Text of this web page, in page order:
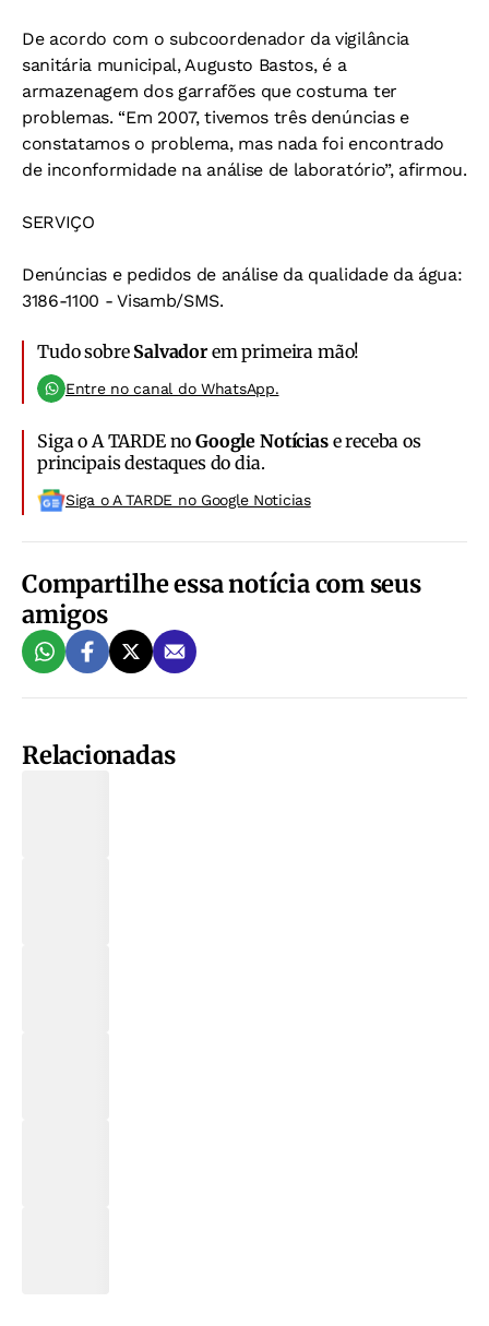
De acordo com o subcoordenador da vigilância
sanitária municipal, Augusto Bastos, é a
armazenagem dos garrafões que costuma ter
problemas. “Em 2007, tivemos três denúncias e
constatamos o problema, mas nada foi encontrado
de inconformidade na análise de laboratório”, afirmou.
SERVIÇO
Denúncias e pedidos de análise da qualidade da água:
3186-1100 - Visamb/SMS.
Tudo sobre Salvadorem primeira mão!
Entre no canal do WhatsApp.
Siga o A TARDE noGoogle Notíciase receba os
principais destaques do dia.
Siga o A TARDE no Google Noticias
Compartilhe essa notícia com seus
amigos
Relacionadas